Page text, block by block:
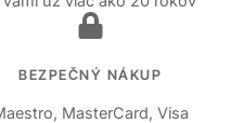
BEZPEČNÝ NÁKUP
MasterCard, Visa